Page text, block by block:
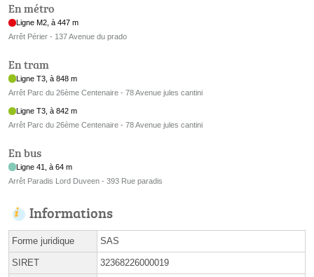
En métro
Ligne M2, à 447 m
Arrêt Périer - 137 Avenue du prado
En tram
Ligne T3, à 848 m
Arrêt Parc du 26ème Centenaire - 78 Avenue jules cantini
Ligne T3, à 842 m
Arrêt Parc du 26ème Centenaire - 78 Avenue jules cantini
En bus
Ligne 41, à 64 m
Arrêt Paradis Lord Duveen - 393 Rue paradis
Informations
Forme juridique SAS
SIRET 32368226000019